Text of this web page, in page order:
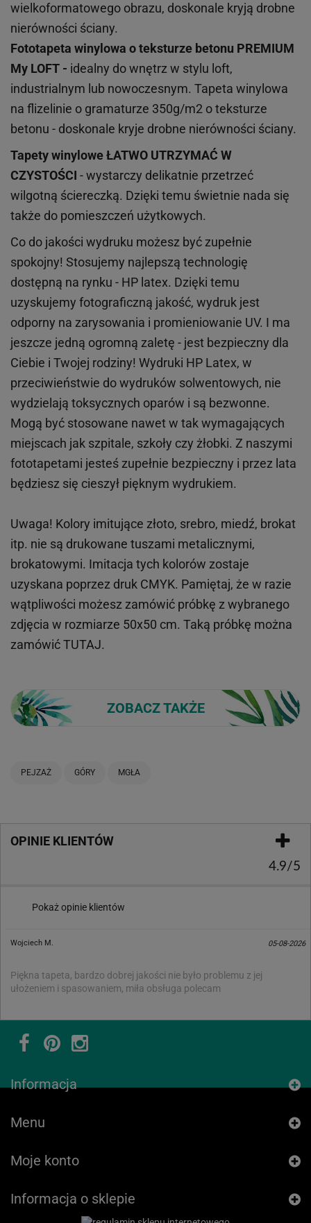
wielkoformatowego obrazu, doskonale kryją drobne
nierówności ściany.
Fototapeta winylowa oteksturze betonu PREMIUM
My LOFT - idealny do wnętrz w stylu loft,
industrialnym lub nowoczesnym. Tapeta winylowa
na flizelinie o gramaturze 350g/m2 o teksturze
betonu - doskonale kryje drobne nierówności ściany.
Tapety winyloweŁATWO UTRZYMAĆ W
CZYSTOŚCI - wystarczy delikatnie przetrzeć
wilgotną ściereczką. Dzięki temu świetnie nada się
także do pomieszczeń użytkowych.
Co do jakości wydruku możesz być zupełnie
spokojny! Stosujemy najlepszą technologię
dostępną na rynku - HP latex. Dzięki temu
uzyskujemy fotograficzną jakość, wydruk jest
odporny na zarysowania i promieniowanie UV. I ma
jeszcze jedną ogromną zaletę - jest bezpieczny dla
Ciebie i Twojej rodziny! Wydruki HP Latex, w
przeciwieństwie do wydruków solwentowych, nie
wydzielają toksycznych oparów i są bezwonne.
Mogą być stosowane nawet w tak wymagających
miejscach jak szpitale, szkoły czy żłobki. Z naszymi
fototapetami jesteś zupełnie bezpieczny i przez lata
będziesz się cieszył pięknym wydrukiem.
Uwaga! Kolory imitujące złoto, srebro, miedź, brokat
itp. nie są drukowane tuszami metalicznymi,
brokatowymi. Imitacja tych kolorów zostaje
uzyskana poprzez druk CMYK. Pamiętaj, że w razie
wątpliwości możesz zamówić próbkę z wybranego
zdjęcia w rozmiarze 50x50 cm. Taką próbkę można
zamówićTUTAJ.
ZOBACZ TAKŻE
PEJZAŻ GÓRY MGŁA
OPINIE KLIENTÓW
4.9/5
Pokaż opinie klientów
Wojciech M. 05-08-2026
Piękna tapeta, bardzo dobrej jakości nie było problemu z jej
ułożeniem i spasowaniem, miła obsługa polecam
Informacja
Menu
Moje konto
Informacja o sklepie